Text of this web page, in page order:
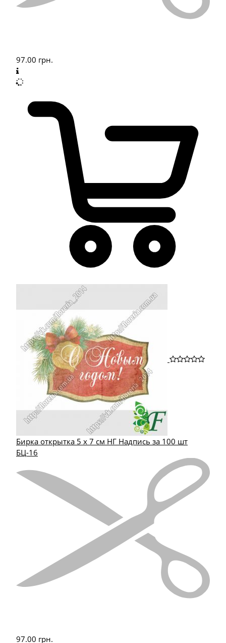
97.00 грн.
Бирка открытка 5 х 7 см НГ Надпись за 100 шт
БЦ-16
97.00 грн.